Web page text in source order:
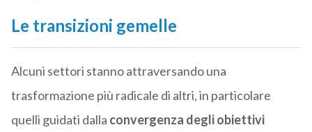
Le transizioni gemelle
Alcuni settori stanno attraversando una
trasformazione più radicale di altri, in particolare
quelli guidati dalla convergenza degli obiettivi